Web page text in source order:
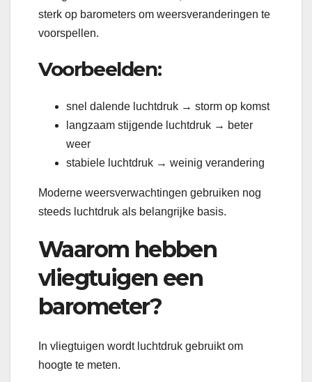
sterk op barometers om weersveranderingen te
voorspellen.
Voorbeelden:
snel dalende luchtdruk → storm op komst
langzaam stijgende luchtdruk → beter
weer
stabiele luchtdruk → weinig verandering
Moderne weersverwachtingen gebruiken nog
steeds luchtdruk als belangrijke basis.
Waarom hebben
vliegtuigen een
barometer?
In vliegtuigen wordt luchtdruk gebruikt om
hoogte te meten.